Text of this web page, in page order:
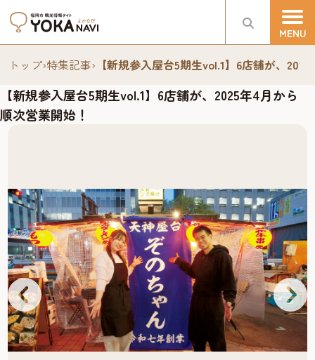
トップ›特集記事› 【新規参入屋台5期生vol.1】6店舗が、
【新規参入屋台5期生vol.1】6店舗が、2025年4月から
順次営業開始！